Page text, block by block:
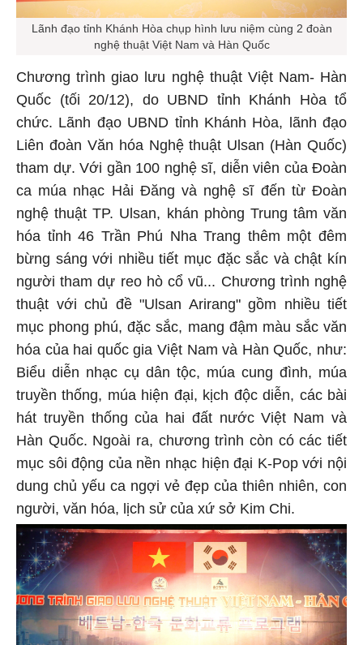
Lãnh đạo tỉnh Khánh Hòa chụp hình lưu niệm cùng 2 đoàn
nghệ thuật Việt Nam và Hàn Quốc
Chương trình giao lưu nghệ thuật Việt Nam- Hàn
Quốc (tối 20/12), do UBND tỉnh Khánh Hòa tổ
chức. Lãnh đạo UBND tỉnh Khánh Hòa, lãnh đạo
Liên đoàn Văn hóa Nghệ thuật Ulsan (Hàn Quốc)
tham dự. Với gần 100 nghệ sĩ, diễn viên của Đoàn
ca múa nhạc Hải Đăng và nghệ sĩ đến từ Đoàn
nghệ thuật TP. Ulsan, khán phòng Trung tâm văn
hóa tỉnh 46 Trần Phú Nha Trang thêm một đêm
bừng sáng với nhiều tiết mục đặc sắc và chật kín
người tham dự reo hò cổ vũ... Chương trình nghệ
thuật với chủ đề "Ulsan Arirang" gồm nhiều tiết
mục phong phú, đặc sắc, mang đậm màu sắc văn
hóa của hai quốc gia Việt Nam và Hàn Quốc, như:
Biểu diễn nhạc cụ dân tộc, múa cung đình, múa
truyền thống, múa hiện đại, kịch độc diễn, các bài
hát truyền thống của hai đất nước Việt Nam và
Hàn Quốc. Ngoài ra, chương trình còn có các tiết
mục sôi động của nền nhạc hiện đại K-Pop với nội
dung chủ yếu ca ngợi vẻ đẹp của thiên nhiên, con
người, văn hóa, lịch sử của xứ sở Kim Chi.